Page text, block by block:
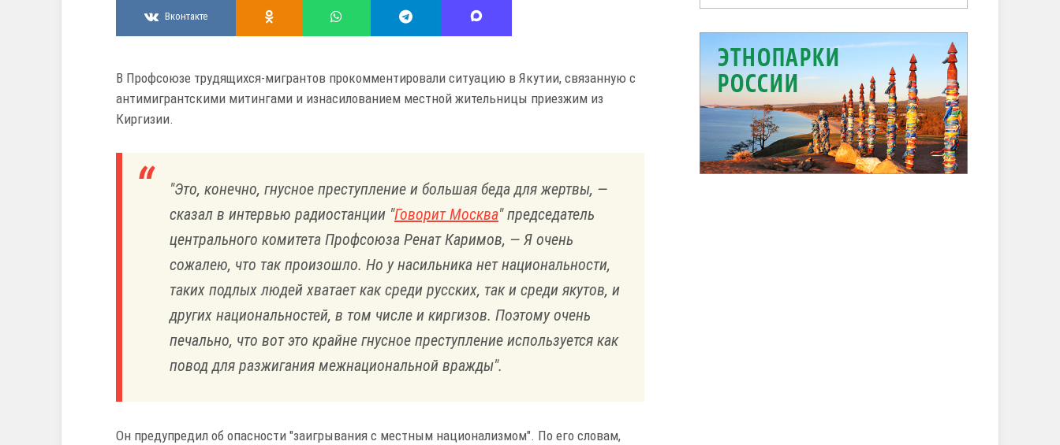
Вконтакте
В Профсоюзе трудящихся-мигрантов прокомментировали ситуацию в Якутии, связанную с
антимигрантскими митингами и изнасилованием местной жительницы приезжим из
Киргизии.
"Это, конечно, гнусное преступление и большая беда для жертвы, —
сказал в интервью радиостанции "Говорит Москва" председатель
центрального комитета Профсоюза Ренат Каримов, — Я очень
сожалею, что так произошло. Но у насильника нет национальности,
таких подлых людей хватает как среди русских, так и среди якутов, и
других национальностей, в том числе и киргизов. Поэтому очень
печально, что вот это крайне гнусное преступление используется как
повод для разжигания межнациональной вражды".
Он предупредил об опасности "заигрывания с местным национализмом". По его словам,